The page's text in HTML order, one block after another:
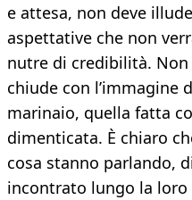
e attesa, non deve
aspettative che non
nutre di credibilità.
chiude con l’immagine
marinaio, quella fatta
dimenticata. È chiaro
cosa stanno parlando,
incontrato lungo la